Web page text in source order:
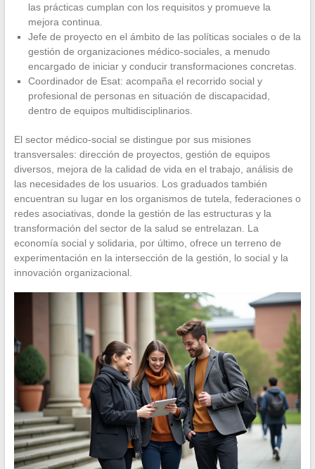
las prácticas cumplan con los requisitos y promueve la
mejora continua.
Jefe de proyecto en el ámbito de las políticas sociales o de la
gestión de organizaciones médico-sociales, a menudo
encargado de iniciar y conducir transformaciones concretas.
Coordinador de Esat: acompaña el recorrido social y
profesional de personas en situación de discapacidad,
dentro de equipos multidisciplinarios.
El sector médico-social se distingue por sus misiones
transversales: dirección de proyectos, gestión de equipos
diversos, mejora de la calidad de vida en el trabajo, análisis de
las necesidades de los usuarios. Los graduados también
encuentran su lugar en los organismos de tutela, federaciones o
redes asociativas, donde la gestión de las estructuras y la
transformación del sector de la salud se entrelazan. La
economía social y solidaria, por último, ofrece un terreno de
experimentación en la intersección de la gestión, lo social y la
innovación organizacional.